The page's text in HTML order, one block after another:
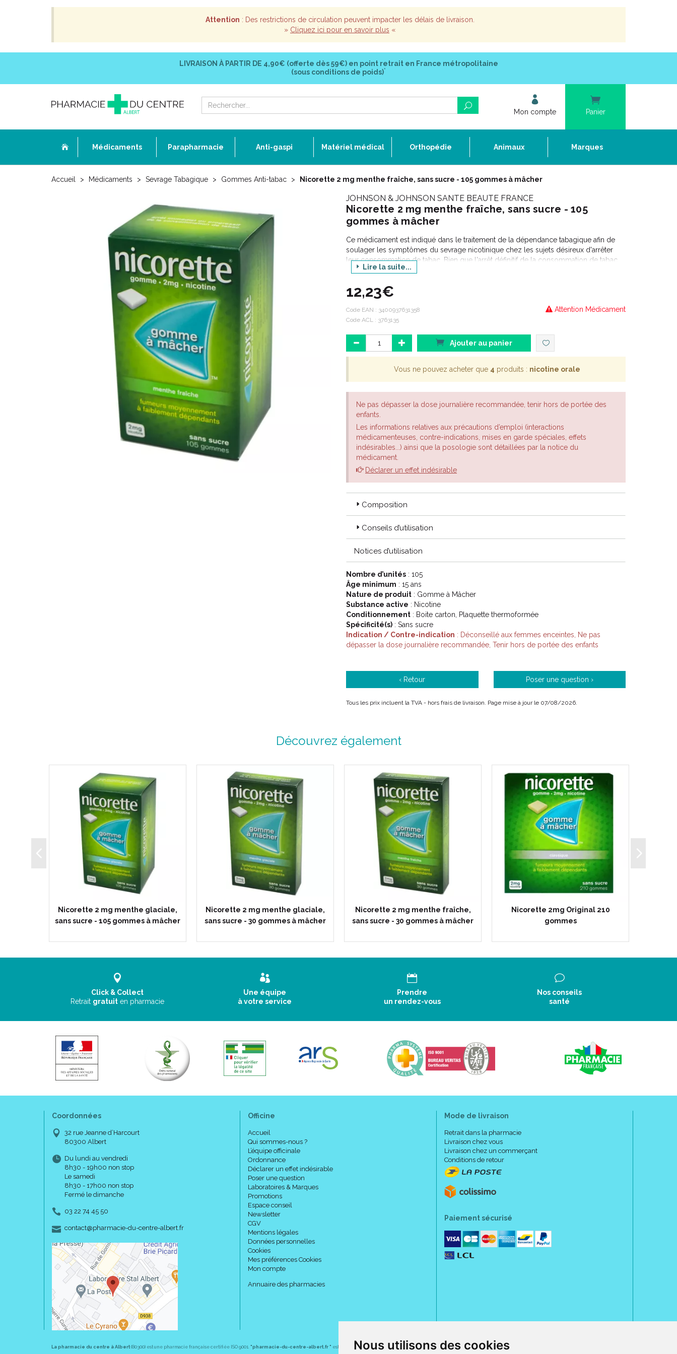
Nous utilisons des cookies
Attention : Des restrictions de circulation peuvent impacter les délais de livraison.
» Cliquez ici pour en savoir plus «
LIVRAISON À PARTIR DE 4,90€ (offerte dès 59€) en point retrait en France métropolitaine
(sous conditions de poids)*
Mon compte Panier
Médicaments Parapharmacie Anti-gaspi Matériel médical Orthopédie Animaux Marques
Accueil Médicaments Sevrage Tabagique Gommes Anti-tabac Nicorette 2 mg menthe fraîche, sans sucre - 105 gommes à mâcher
JOHNSON & JOHNSON SANTE BEAUTE FRANCE
Nicorette 2 mg menthe fraîche, sans sucre - 105
gommes à mâcher
Ce médicament est indiqué dans le traitement de la dépendance tabagique afin de
soulager les symptômes du sevrage nicotinique chez les sujets désireux d'arrêter
leur consommation de tabac. Bien que l'arrêt définitif de la consommation de tabac
soit préférable, ce médicament peut être utilisé dans : · les cas où un fumeur
comme une étape vers l'arrêt définitif.
Lire la suite...
12,23€
Attention Médicament
Code EAN : 3400937631358
Code ACL : 3763135
Ajouter au panier
Vous ne pouvez acheter que 4 produits : nicotine orale
Ne pas dépasser la dose journalière recommandée, tenir hors de portée des
enfants.
Les informations relatives aux précautions d’emploi (interactions
médicamenteuses, contre-indications, mises en garde spéciales, effets
indésirables...) ainsi que la posologie sont détaillées par la notice du
médicament.
Déclarer un effet indésirable
Composition
Conseils d’utilisation
Notices d’utilisation
Nombre d’unités : 105
Âge minimum : 15 ans
Nature de produit : Gomme à Mâcher
Substance active : Nicotine
Conditionnement : Boite carton, Plaquette thermoformée
Spécificité(s) : Sans sucre
Indication / Contre-indication : Déconseillé aux femmes enceintes, Ne pas
dépasser la dose journalière recommandée, Tenir hors de portée des enfants
‹ Retour Poser une question ›
Tous les prix incluent la TVA - hors frais de livraison. Page mise à jour le 07/08/2026.
Découvrez également
Nicorette 2 mg menthe glaciale,
sans sucre - 105 gommes à mâcher
Nicorette 2 mg menthe glaciale,
sans sucre - 30 gommes à mâcher
Nicorette 2 mg menthe fraîche,
sans sucre - 30 gommes à mâcher
Nicorette 2mg Original 210
gommes
Click & Collect
Retrait gratuit en pharmacie
Une équipe
à votre service
Prendre
un rendez-vous
Nos conseils
santé
Coordonnées
32 rue Jeanne d’Harcourt
80300 Albert
Du lundi au vendredi
8h30 - 19h00 non stop
Le samedi
8h30 - 17h00 non stop
Fermé le dimanche
03 22 74 45 50
contact-
@-
pharmacie-du-centre-albert.fr
Officine
Accueil
Qui sommes-nous ?
L’équipe officinale
Ordonnance
Déclarer un effet indésirable
Poser une question
Laboratoires & Marques
Promotions
Espace conseil
Newsletter
CGV
Mentions légales
Données personnelles
Cookies
Mes préférences Cookies
Mon compte
Annuaire des pharmacies
Mode de livraison
Retrait dans la pharmacie
Livraison chez vous
Livraison chez un commerçant
Conditions de retour
Paiement sécurisé
La pharmacie du centre à Albert(80300) est une pharmacie française certifiée ISO 9001. "pharmacie-du-centre-albert.fr " est le site internet de la pharmacie du centre
, 32 rue Jeanne d' Harcourt, 80300 Albert.